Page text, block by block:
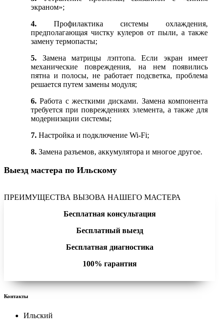
экраном»;
4. Профилактика системы охлаждения,
предполагающая чистку кулеров от пыли, а также
замену термопасты;
5. Замена матрицы лэптопа. Если экран имеет
механические повреждения, на нем появились
пятна и полосы, не работает подсветка, проблема
решается путем замены модуля;
6. Работа с жесткими дисками. Замена компонента
требуется при повреждениях элемента, а также для
модернизации системы;
7. Настройка и подключение Wi-Fi;
8. Замена разъемов, аккумулятора и многое другое.
Выезд мастера по Ильскому
ПРЕИМУЩЕСТВА ВЫЗОВА НАШЕГО МАСТЕРА
Бесплатная консультация
Бесплатный выезд
Бесплатная диагностика
100% гарантия
Контакты
Ильский